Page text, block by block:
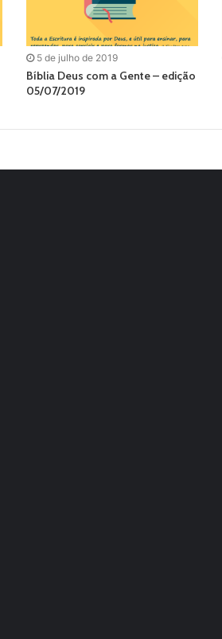
5 de julho de 2019
Bíblia Deus com a Gente – edição
05/07/2019